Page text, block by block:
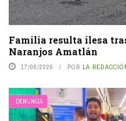
Familia resulta ilesa
Naranjos Amatlán
17/06/2026 POR LA
DENUNCIA